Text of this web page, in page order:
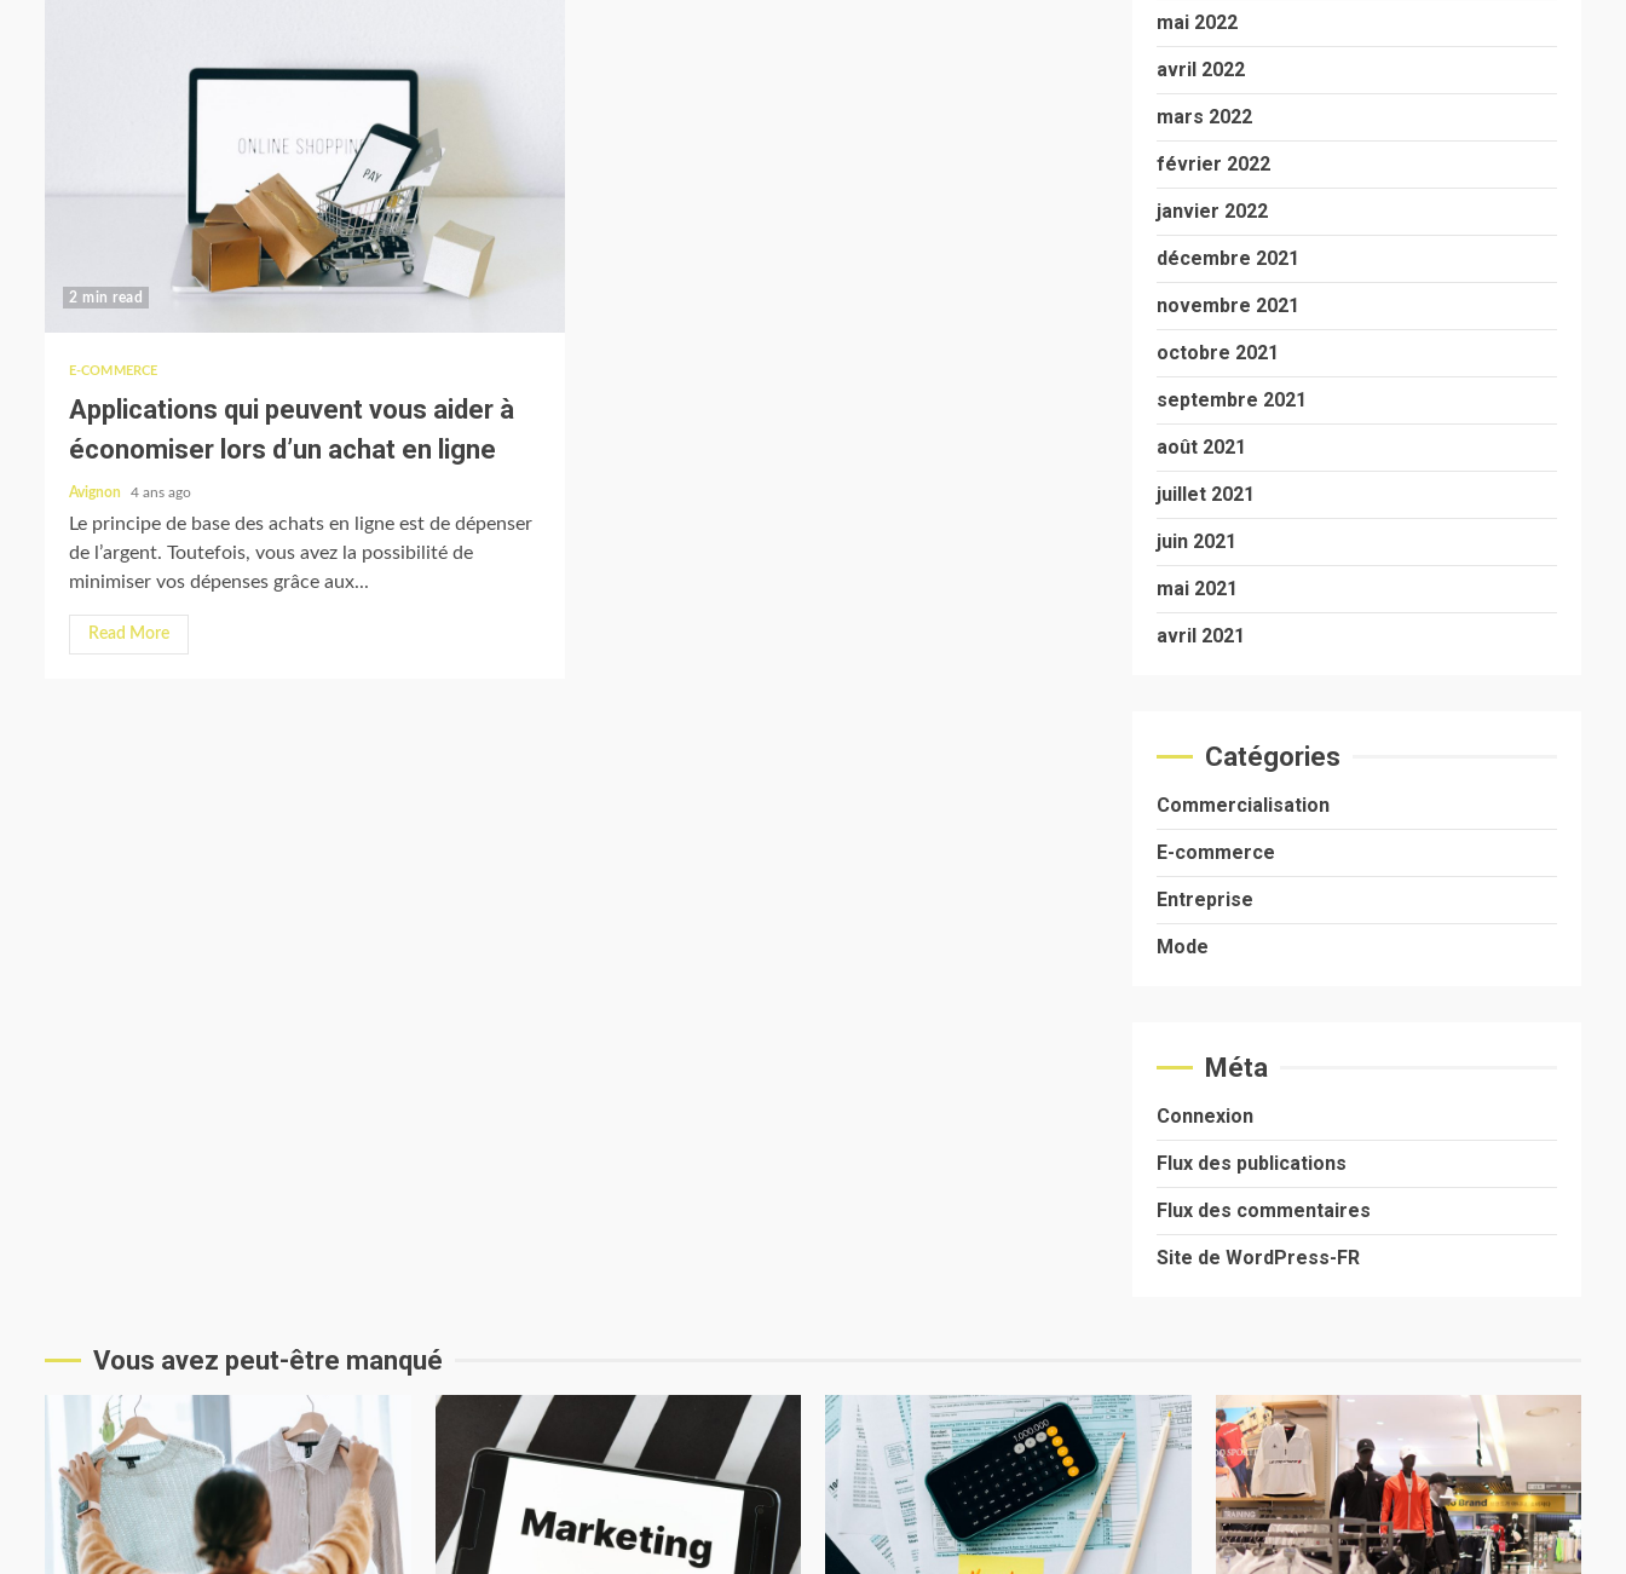
2 min read
E-COMMERCE
Applications qui peuvent vous aider à
économiser lors d’un achat en ligne
Avignon 4 ans ago
Le principe de base des achats en ligne est de dépenser
de l’argent. Toutefois, vous avez la possibilité de
minimiser vos dépenses grâce aux...
Read More
mai 2022
avril 2022
mars 2022
février 2022
janvier 2022
décembre 2021
novembre 2021
octobre 2021
septembre 2021
août 2021
juillet 2021
juin 2021
mai 2021
avril 2021
Catégories
Commercialisation
E-commerce
Entreprise
Mode
Méta
Connexion
Flux des publications
Flux des commentaires
Site de WordPress-FR
Vous avez peut-être manqué